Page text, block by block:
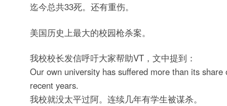
迄今总共33死。还有重伤。
美国历史上最大的校园枪杀案。
我校校长发信呼吁大家帮助VT，文中提到：
Our own university has suffered more than its share
recent years.
我校就没太平过阿。连续几年有学生被谋杀。